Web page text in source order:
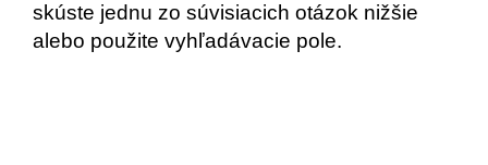
skúste jednu zo súvisiacich otázok nižšie
alebo použite vyhľadávacie pole.